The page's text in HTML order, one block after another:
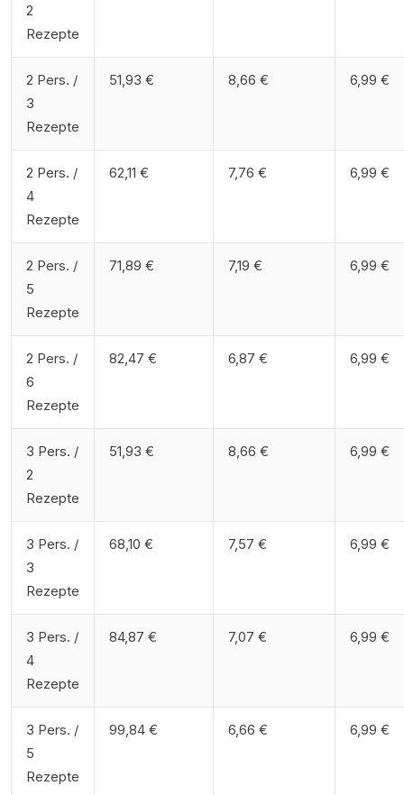
2
Rezepte
2 Pers. /
3
Rezepte
51,93 € 8,66 € 6,99 €
2 Pers. /
4
Rezepte
62,11 € 7,76 € 6,99 €
2 Pers. /
5
Rezepte
71,89 € 7,19 € 6,99 €
2 Pers. /
6
Rezepte
82,47 € 6,87 € 6,99 €
3 Pers. /
2
Rezepte
51,93 € 8,66 € 6,99 €
3 Pers. /
3
Rezepte
68,10 € 7,57 € 6,99 €
3 Pers. /
4
Rezepte
84,87 € 7,07 € 6,99 €
3 Pers. /
5
Rezepte
99,84 € 6,66 € 6,99 €